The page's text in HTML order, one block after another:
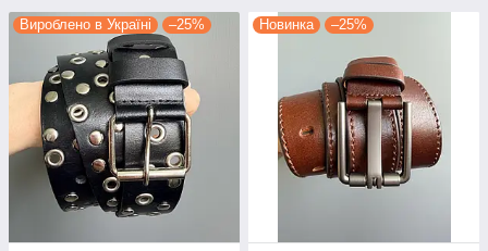
Вироблено в Україні –25% Новинка –25%